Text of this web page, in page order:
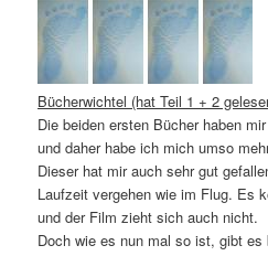
Bücherwichtel (hat Teil 1 + 2
Die beiden ersten Bücher haben
und daher habe ich mich umso
Dieser hat mir auch sehr gut
Laufzeit vergehen wie im Flug. Es
und der Film zieht sich auch nicht.
Doch wie es nun mal so ist, gibt